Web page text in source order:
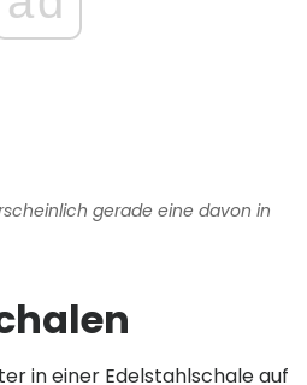
gerade eine davon in